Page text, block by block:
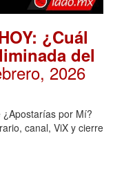
¿Cuál
del
2026
por Mí?
canal, ViX y cierre